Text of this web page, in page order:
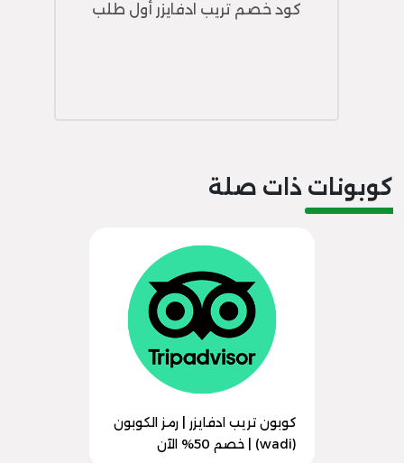
كود خصم تريب ادفايزر أول طلب
كوبونات ذات صلة
كوبون تريب ادفايزر | رمز الكوبون
(wadi) | خصم 50% الآن